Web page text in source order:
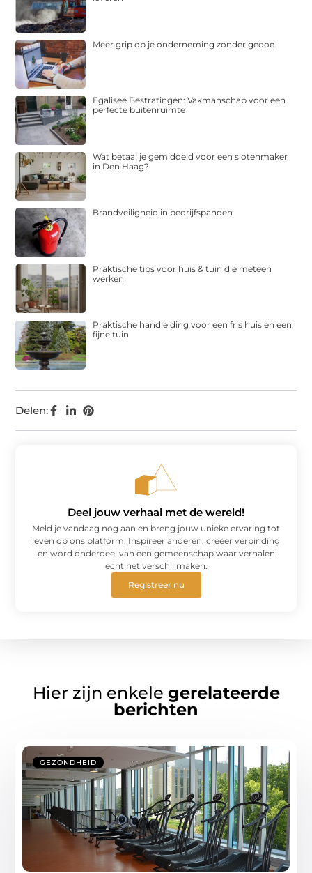
Delen:
Meer grip op je onderneming zonder gedoe
Egalisee Bestratingen: Vakmanschap voor een
perfecte buitenruimte
Wat betaal je gemiddeld voor een slotenmaker
in Den Haag?
Brandveiligheid in bedrijfspanden
Praktische tips voor huis & tuin die meteen
werken
Praktische handleiding voor een fris huis en een
fijne tuin
Deel jouw verhaal met de wereld!
Meld je vandaag nog aan en breng jouw unieke ervaring tot
leven op ons platform. Inspireer anderen, creëer verbinding
en word onderdeel van een gemeenschap waar verhalen
echt het verschil maken.
Registreer nu
Hier zijn enkele gerelateerde
berichten
GEZONDHEID